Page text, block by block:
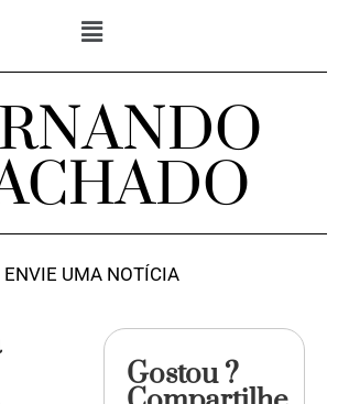
ENVIE UMA NOTÍCIA
Gostou ?